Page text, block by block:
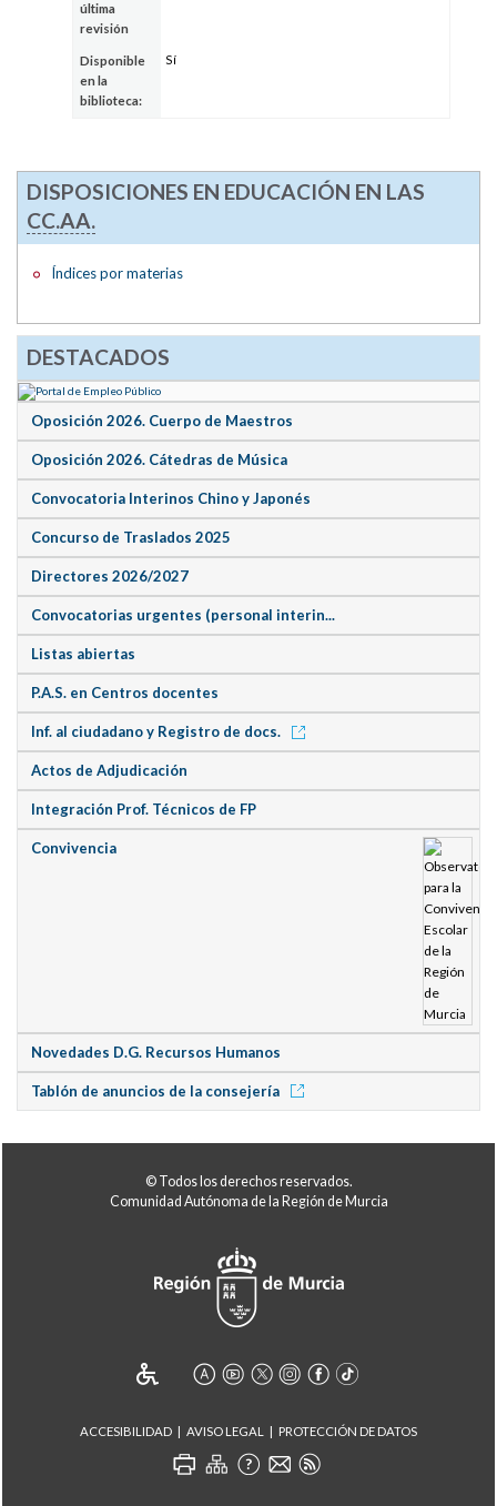
última
revisión
Disponible
en la
biblioteca:
Sí
DISPOSICIONES EN EDUCACIÓN EN LAS
CC.AA.
Índices por materias
DESTACADOS
Oposición 2026. Cuerpo de Maestros
Oposición 2026. Cátedras de Música
Convocatoria Interinos Chino y Japonés
Concurso de Traslados 2025
Directores 2026/2027
Convocatorias urgentes (personal interin...
Listas abiertas
P.A.S. en Centros docentes
Inf. al ciudadano y Registro de docs.
Actos de Adjudicación
Integración Prof. Técnicos de FP
Convivencia
Novedades D.G. Recursos Humanos
Tablón de anuncios de la consejería
© Todos los derechos reservados.
Comunidad Autónoma de la Región de Murcia
ACCESIBILIDAD AVISO LEGAL PROTECCIÓN DE DATOS